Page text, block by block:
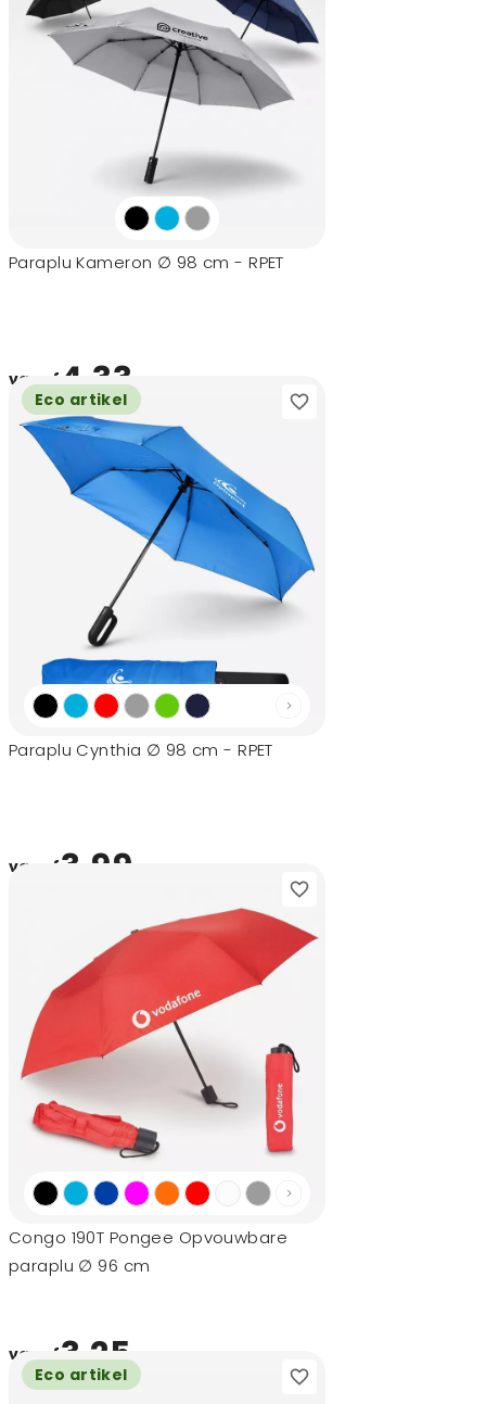
Paraplu Kameron ∅ 98 cm - RPET
vanaf4,33
Eco artikel
Paraplu Cynthia ∅ 98 cm - RPET
vanaf3,99
Congo 190T Pongee Opvouwbare
paraplu ∅ 96 cm
vanaf3,25
Eco artikel